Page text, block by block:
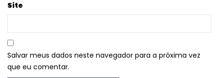
Site
Salvar meus dados neste navegador para a próxima vez
que eu comentar.